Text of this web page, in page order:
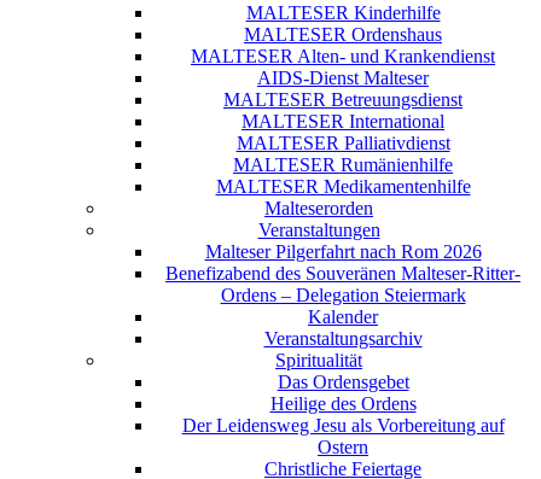
MALTESER Kinderhilfe
MALTESER Ordenshaus
MALTESER Alten- und Krankendienst
AIDS-Dienst Malteser
MALTESER Betreuungsdienst
MALTESER International
MALTESER Palliativdienst
MALTESER Rumänienhilfe
MALTESER Medikamentenhilfe
Malteserorden
Veranstaltungen
Malteser Pilgerfahrt nach Rom 2026
Benefizabend des Souveränen Malteser-Ritter-
Ordens – Delegation Steiermark
Kalender
Veranstaltungsarchiv
Spiritualität
Das Ordensgebet
Heilige des Ordens
Der Leidensweg Jesu als Vorbereitung auf
Ostern
Christliche Feiertage